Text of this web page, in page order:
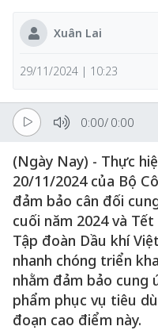
Xuân Lai
29/11/2024 | 10:23
0:00/ 0:00
(Ngày Nay) - Thực
20/11/2024 của Bộ
đảm bảo cân đối
cuối năm 2024 và
Tập đoàn Dầu khí
nhanh chóng triển
nhằm đảm bảo cung
phẩm phục vụ tiêu
đoạn cao điểm này.